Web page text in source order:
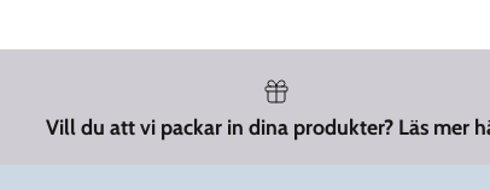
Vill du att vi packar in dina produkter? Läs mer